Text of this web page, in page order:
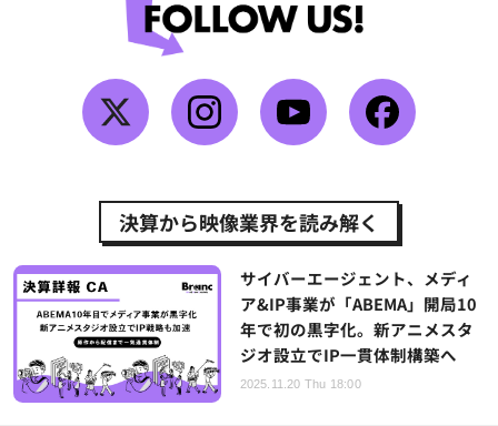
決算から映像業界を読み解く
サイバーエージェント、メディ
ア&IP事業が「ABEMA」開局10
年で初の黒字化。新アニメスタ
ジオ設立でIP一貫体制構築へ
2025.11.20 Thu 18:00